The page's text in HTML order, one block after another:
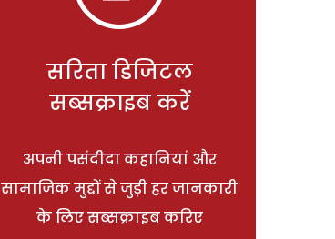
सरिता डिजिटल
सब्सक्राइब करें
अपनी पसंदीदा कहानियां और
सामाजिक मुद्दों से जुड़ी हर जानकारी
के लिए सब्सक्राइब करिए